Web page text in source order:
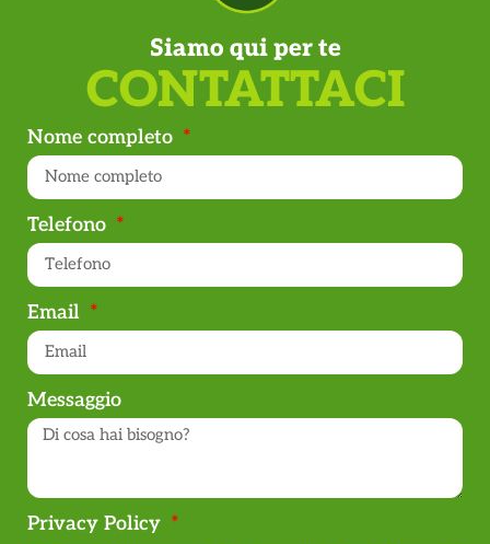
Siamo qui per te
CONTATTACI
Nome completo
Telefono
Email
Messaggio
Privacy Policy